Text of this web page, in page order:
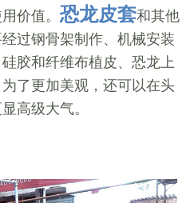
价值。 恐龙皮套和其他
过钢骨架制作、机械安装
胶和纤维布植皮、恐龙上
了更加美观，还可以在头
高级大气。